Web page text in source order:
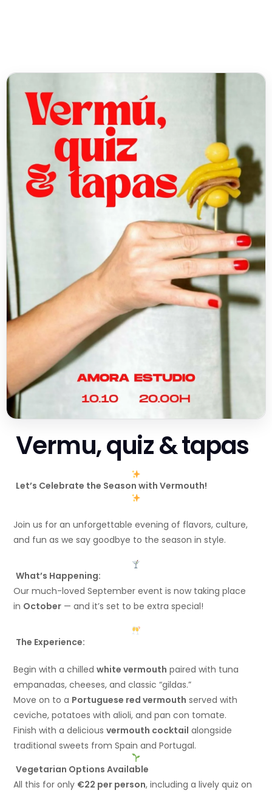
Vermu, quiz & tapas
Let’s Celebrate the Season with Vermouth!
Join us for an unforgettable evening of flavors, culture,
and fun as we say goodbye to the season in style.
What’s Happening:
Our much-loved September event is now taking place
in October — and it’s set to be extra special!
The Experience:
Begin with a chilled white vermouth paired with tuna
empanadas, cheeses, and classic “gildas.”
Move on to a Portuguese red vermouth served with
ceviche, potatoes with alioli, and pan con tomate.
Finish with a delicious vermouth cocktail alongside
traditional sweets from Spain and Portugal.
Vegetarian Options Available
All this for only €22 per person, including a lively quiz on